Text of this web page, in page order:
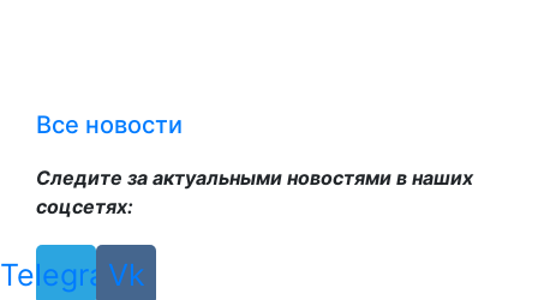
Все новости
Следите за актуальными новостями в наших
соцсетях:
Telegram
Vk